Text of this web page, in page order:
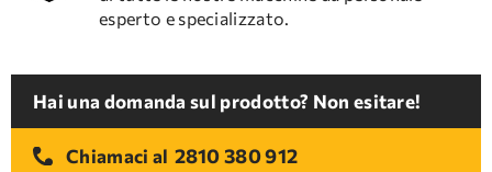
esperto e specializzato.
Hai una domanda sul prodotto? Non esitare!
Chiamaci al 2810 380 912